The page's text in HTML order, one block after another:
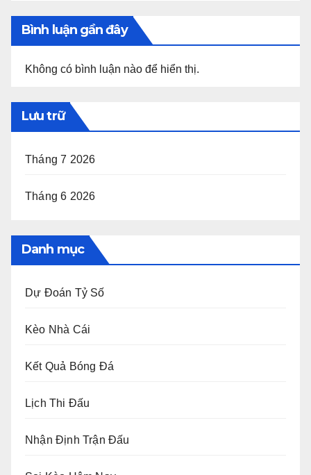
Bình luận gần đây
Không có bình luận nào để hiển thị.
Lưu trữ
Tháng 7 2026
Tháng 6 2026
Danh mục
Dự Đoán Tỷ Số
Kèo Nhà Cái
Kết Quả Bóng Đá
Lịch Thi Đấu
Nhận Định Trận Đấu